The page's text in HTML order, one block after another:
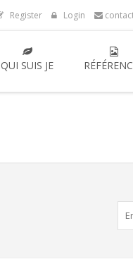
Register Login
QUI SUIS JE